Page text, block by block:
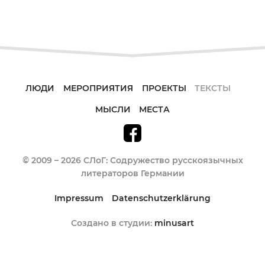
ЛЮДИ МЕРОПРИЯТИЯ ПРОЕКТЫ
ТЕКСТЫ
МЫСЛИ
МЕСТА
© 2009 – 2026 СЛоГ: Содружество русскоязычных
литераторов Германии
Impressum Datenschutzerklärung
Создано в студии: minusart